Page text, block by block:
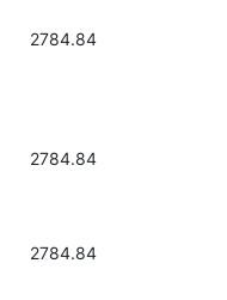
2784.84
2784.84
2784.84